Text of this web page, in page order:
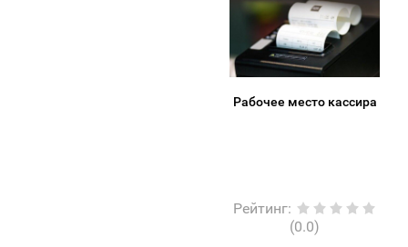
Рабочее место кассира
Рейтинг:
(0.0)